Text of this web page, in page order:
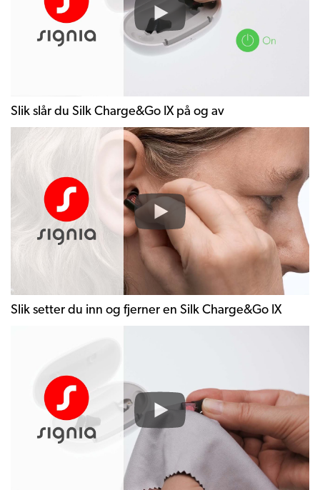
Slik slår du Silk Charge&Go IX på og av
Slik setter du inn og fjerner en Silk Charge&Go IX